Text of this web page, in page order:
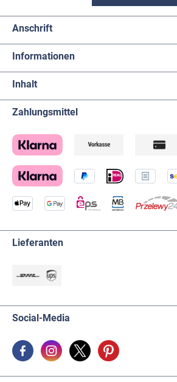
Anschrift
Informationen
Inhalt
Zahlungsmittel
Lieferanten
Social-Media